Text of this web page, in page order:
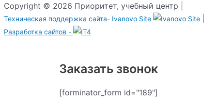
Copyright © 2026 Приоритет, учебный центр |
Техническая поддержка сайта- Ivanovo Site
Разработка сайтов -
Заказать звонок
[forminator_form id="189"]